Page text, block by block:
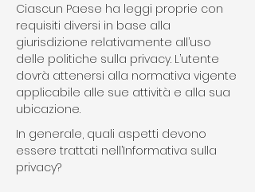
Ciascun Paese ha leggi proprie con
requisiti diversi in base alla
giurisdizione relativamente all’uso
delle politiche sulla privacy. L’utente
dovrà attenersi alla normativa vigente
applicabile alle sue attività e alla sua
ubicazione.
In generale, quali aspetti devono
essere trattati nell’Informativa sulla
privacy?